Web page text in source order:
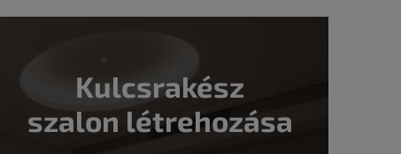
Kulcsrakész
szalon létrehozása